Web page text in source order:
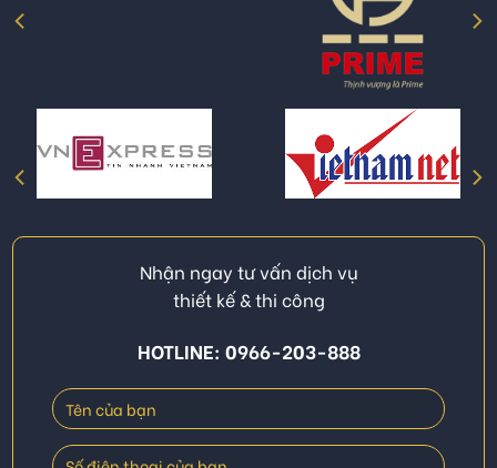
Nhận ngay tư vấn dịch vụ
thiết kế & thi công
HOTLINE: 0966-203-888